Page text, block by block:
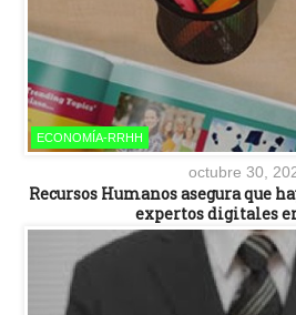
ECONOMÍA-RRHH
octubre 30,
Recursos Humanos asegura que
expertos digitales